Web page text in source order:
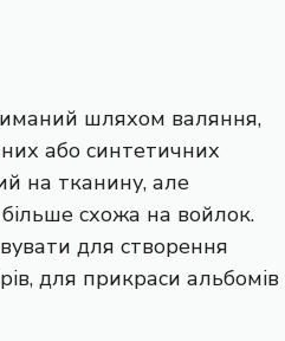
шляхом валяння,
або синтетичних
на тканину, але
схожа на войлок.
для створення
для прикраси альбомів